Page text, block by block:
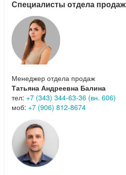
Специалисты отдела продаж
Менеджер отдела продаж
Татьяна Андреевна Балина
тел: +7 (343) 344-63-36 (вн. 606)
моб: +7 (906) 812-8674